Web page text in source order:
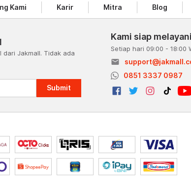
Kami Karir Mitra Blog
Jakmall. Tidak ada
Submit
Kami siap
Setiap hari 09:00 - 18:00
email
0851 3337 0987